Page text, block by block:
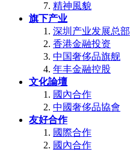
精神風貌
旗下产业
深圳产业发展总部
香港金融投资
中国奢侈品旗舰
年丰金融控股
文化論壇
國內合作
中國奢侈品協會
友好合作
國際合作
國內合作